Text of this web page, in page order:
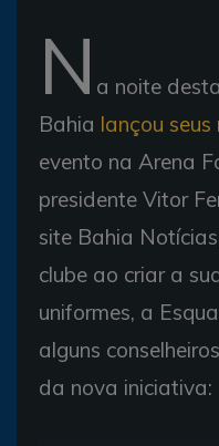
N a noite
Bahia lançou
evento na Arena
presidente Vitor
site Bahia
clube ao criar a
uniformes, a
alguns
da nova iniciativa: